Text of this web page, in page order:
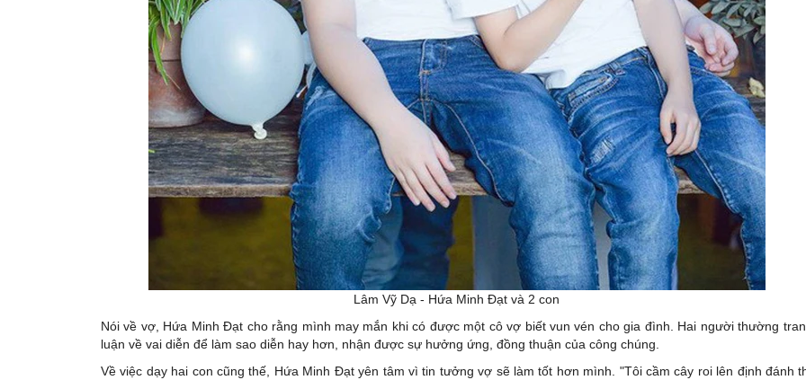
Lâm Vỹ Dạ - Hứa Minh Đạt và 2 con
Nói về vợ, Hứa Minh Đạt cho rằng mình may mắn khi có được một cô vợ biết vun vén cho gia đình. Hai người thường
luận về vai diễn để làm sao diễn hay hơn, nhận được sự hưởng ứng, đồng thuận của công chúng.
Về việc dạy hai con cũng thế, Hứa Minh Đạt yên tâm vì tin tưởng vợ sẽ làm tốt hơn mình. "Tôi cầm cây roi lên định đánh